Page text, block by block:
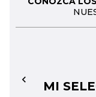
MI
←